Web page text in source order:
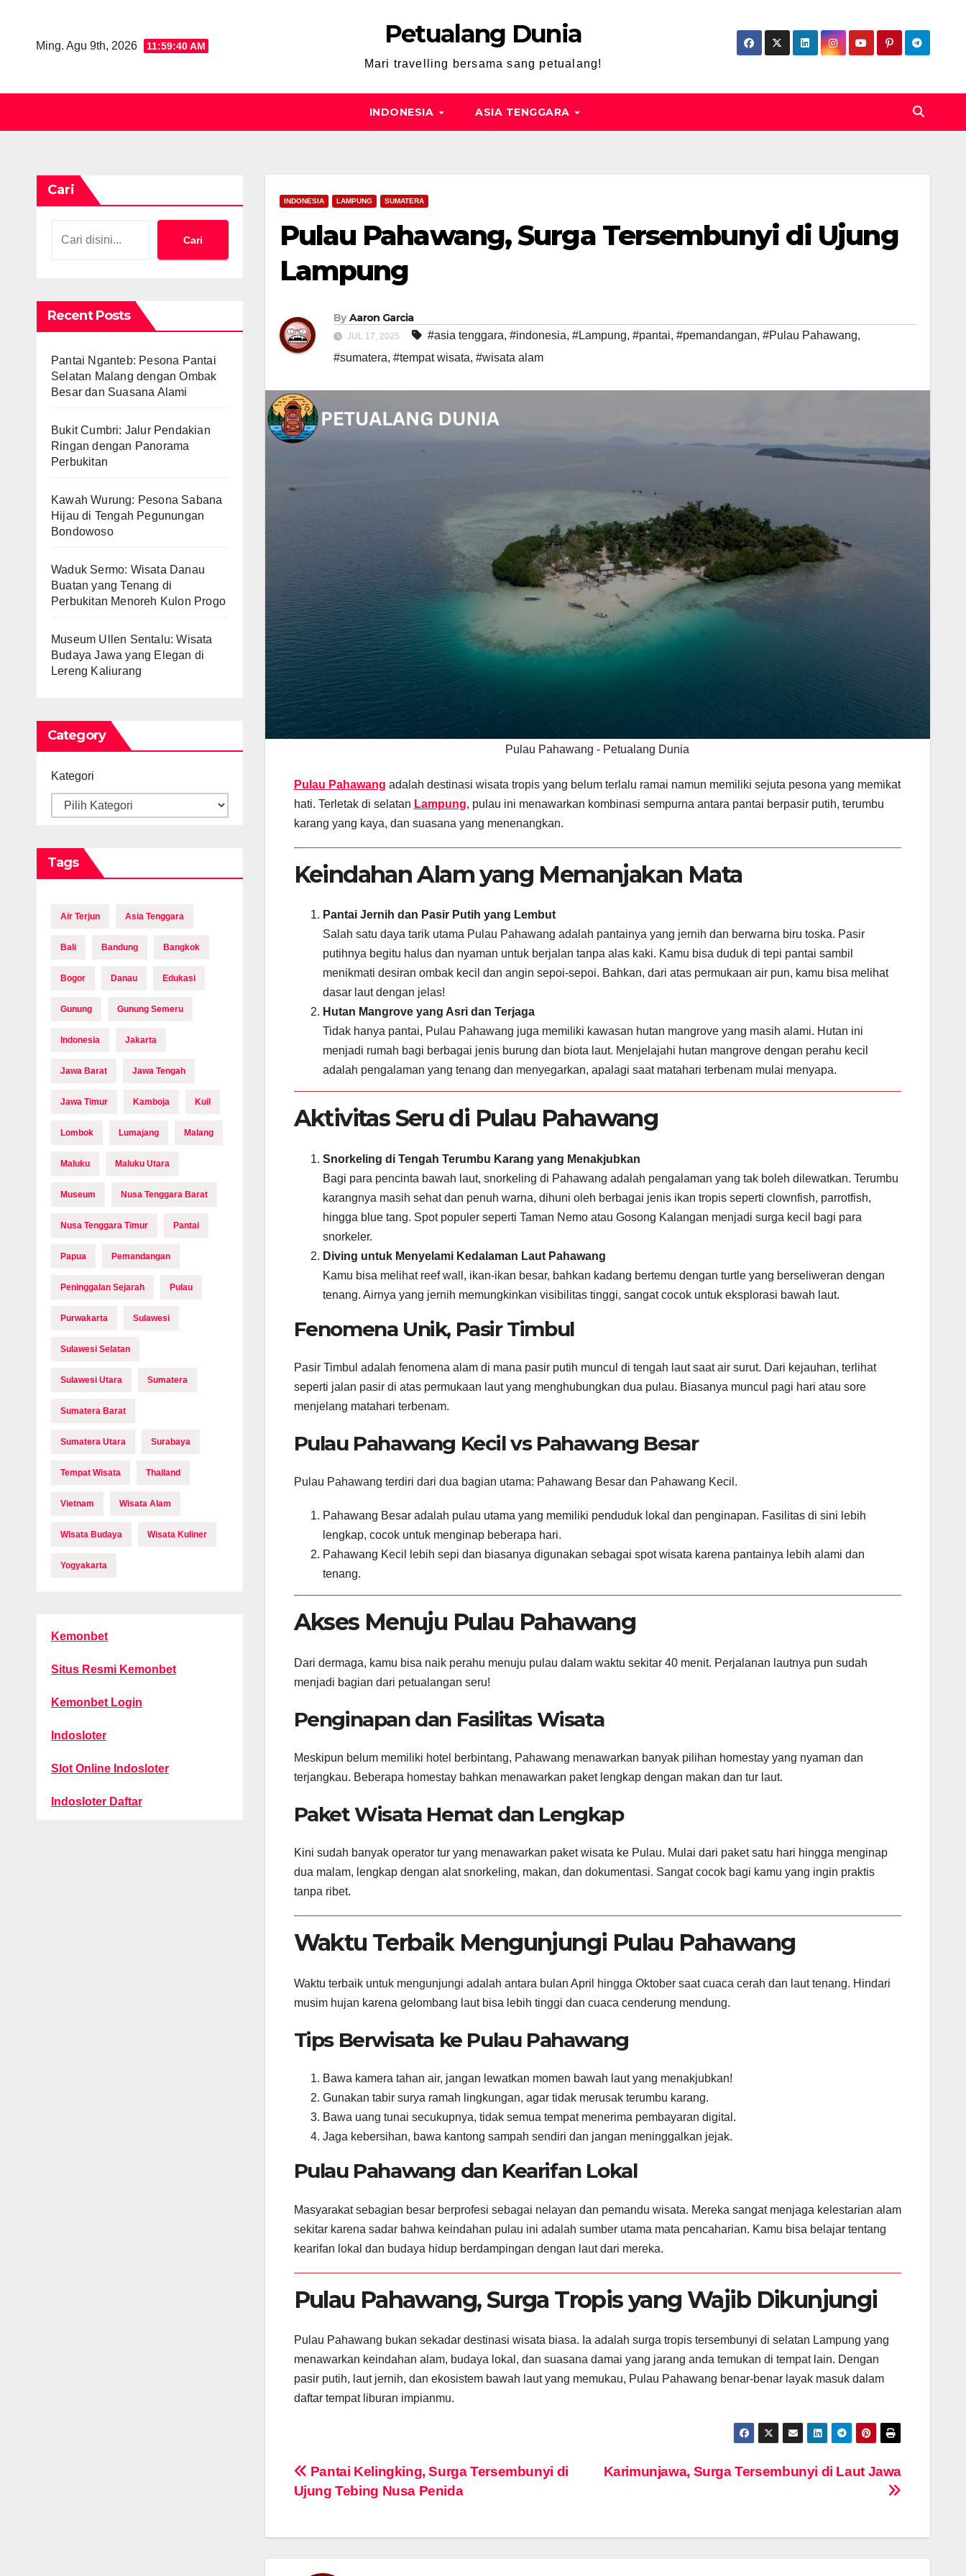
Ming. Agu 9th, 2026 11:59:42 AM Petualang Dunia
Mari travelling bersama sang petualang!
INDONESIA ASIA TENGGARA
Cari
Cari
Recent Posts
Pantai Nganteb: Pesona Pantai
Selatan Malang dengan Ombak
Besar dan Suasana Alami
Bukit Cumbri: Jalur Pendakian
Ringan dengan Panorama
Perbukitan
Kawah Wurung: Pesona Sabana
Hijau di Tengah Pegunungan
Bondowoso
Waduk Sermo: Wisata Danau
Buatan yang Tenang di
Perbukitan Menoreh Kulon Progo
Museum Ullen Sentalu: Wisata
Budaya Jawa yang Elegan di
Lereng Kaliurang
Category
Kategori
Tags
Air Terjun Asia Tenggara
Bali Bandung Bangkok
Bogor Danau Edukasi
Gunung Gunung Semeru
Indonesia Jakarta
Jawa Barat Jawa Tengah
Jawa Timur Kamboja Kuil
Lombok Lumajang Malang
Maluku Maluku Utara
Museum Nusa Tenggara Barat
Nusa Tenggara Timur Pantai
Papua Pemandangan
Peninggalan Sejarah Pulau
Purwakarta Sulawesi
Sulawesi Selatan
Sulawesi Utara Sumatera
Sumatera Barat
Sumatera Utara Surabaya
Tempat Wisata Thailand
Vietnam Wisata Alam
Wisata Budaya Wisata Kuliner
Yogyakarta
Kemonbet
Situs Resmi Kemonbet
Kemonbet Login
Indosloter
Slot Online Indosloter
Indosloter Daftar
INDONESIA LAMPUNG SUMATERA
Pulau Pahawang, Surga Tersembunyi di Ujung
Lampung
By Aaron Garcia
JUL 17, 2025 #asia tenggara, #indonesia, #Lampung, #pantai, #pemandangan, #Pulau Pahawang,
#sumatera, #tempat wisata, #wisata alam
Pulau Pahawang - Petualang Dunia
Pulau Pahawang adalah destinasi wisata tropis yang belum terlalu ramai namun memiliki sejuta pesona yang memikat
hati. Terletak di selatan Lampung, pulau ini menawarkan kombinasi sempurna antara pantai berpasir putih, terumbu
karang yang kaya, dan suasana yang menenangkan.
Keindahan Alam yang Memanjakan Mata
Pantai Jernih dan Pasir Putih yang Lembut
Salah satu daya tarik utama Pulau Pahawang adalah pantainya yang jernih dan berwarna biru toska. Pasir
putihnya begitu halus dan nyaman untuk berjalan tanpa alas kaki. Kamu bisa duduk di tepi pantai sambil
menikmati desiran ombak kecil dan angin sepoi-sepoi. Bahkan, dari atas permukaan air pun, kamu bisa melihat
dasar laut dengan jelas!
Hutan Mangrove yang Asri dan Terjaga
Tidak hanya pantai, Pulau Pahawang juga memiliki kawasan hutan mangrove yang masih alami. Hutan ini
menjadi rumah bagi berbagai jenis burung dan biota laut. Menjelajahi hutan mangrove dengan perahu kecil
adalah pengalaman yang tenang dan menyegarkan, apalagi saat matahari terbenam mulai menyapa.
Aktivitas Seru di Pulau Pahawang
Snorkeling di Tengah Terumbu Karang yang Menakjubkan
Bagi para pencinta bawah laut, snorkeling di Pahawang adalah pengalaman yang tak boleh dilewatkan. Terumbu
karangnya masih sehat dan penuh warna, dihuni oleh berbagai jenis ikan tropis seperti clownfish, parrotfish,
hingga blue tang. Spot populer seperti Taman Nemo atau Gosong Kalangan menjadi surga kecil bagi para
snorkeler.
Diving untuk Menyelami Kedalaman Laut Pahawang
Kamu bisa melihat reef wall, ikan-ikan besar, bahkan kadang bertemu dengan turtle yang berseliweran dengan
tenang. Airnya yang jernih memungkinkan visibilitas tinggi, sangat cocok untuk eksplorasi bawah laut.
Fenomena Unik, Pasir Timbul
Pasir Timbul adalah fenomena alam di mana pasir putih muncul di tengah laut saat air surut. Dari kejauhan, terlihat
seperti jalan pasir di atas permukaan laut yang menghubungkan dua pulau. Biasanya muncul pagi hari atau sore
menjelang matahari terbenam.
Pulau Pahawang Kecil vs Pahawang Besar
Pulau Pahawang terdiri dari dua bagian utama: Pahawang Besar dan Pahawang Kecil.
Pahawang Besar adalah pulau utama yang memiliki penduduk lokal dan penginapan. Fasilitas di sini lebih
lengkap, cocok untuk menginap beberapa hari.
Pahawang Kecil lebih sepi dan biasanya digunakan sebagai spot wisata karena pantainya lebih alami dan
tenang.
Akses Menuju Pulau Pahawang
Dari dermaga, kamu bisa naik perahu menuju pulau dalam waktu sekitar 40 menit. Perjalanan lautnya pun sudah
menjadi bagian dari petualangan seru!
Penginapan dan Fasilitas Wisata
Meskipun belum memiliki hotel berbintang, Pahawang menawarkan banyak pilihan homestay yang nyaman dan
terjangkau. Beberapa homestay bahkan menawarkan paket lengkap dengan makan dan tur laut.
Paket Wisata Hemat dan Lengkap
Kini sudah banyak operator tur yang menawarkan paket wisata ke Pulau. Mulai dari paket satu hari hingga menginap
dua malam, lengkap dengan alat snorkeling, makan, dan dokumentasi. Sangat cocok bagi kamu yang ingin praktis
tanpa ribet.
Waktu Terbaik Mengunjungi Pulau Pahawang
Waktu terbaik untuk mengunjungi adalah antara bulan April hingga Oktober saat cuaca cerah dan laut tenang. Hindari
musim hujan karena gelombang laut bisa lebih tinggi dan cuaca cenderung mendung.
Tips Berwisata ke Pulau Pahawang
Bawa kamera tahan air, jangan lewatkan momen bawah laut yang menakjubkan!
Gunakan tabir surya ramah lingkungan, agar tidak merusak terumbu karang.
Bawa uang tunai secukupnya, tidak semua tempat menerima pembayaran digital.
Jaga kebersihan, bawa kantong sampah sendiri dan jangan meninggalkan jejak.
Pulau Pahawang dan Kearifan Lokal
Masyarakat sebagian besar berprofesi sebagai nelayan dan pemandu wisata. Mereka sangat menjaga kelestarian alam
sekitar karena sadar bahwa keindahan pulau ini adalah sumber utama mata pencaharian. Kamu bisa belajar tentang
kearifan lokal dan budaya hidup berdampingan dengan laut dari mereka.
Pulau Pahawang, Surga Tropis yang Wajib Dikunjungi
Pulau Pahawang bukan sekadar destinasi wisata biasa. Ia adalah surga tropis tersembunyi di selatan Lampung yang
menawarkan keindahan alam, budaya lokal, dan suasana damai yang jarang anda temukan di tempat lain. Dengan
pasir putih, laut jernih, dan ekosistem bawah laut yang memukau, Pulau Pahawang benar-benar layak masuk dalam
daftar tempat liburan impianmu.
Navigasi
pos
Karimunjawa, Surga Tersembunyi di Laut Jawa
Pantai Kelingking, Surga Tersembunyi di
Ujung Tebing Nusa Penida